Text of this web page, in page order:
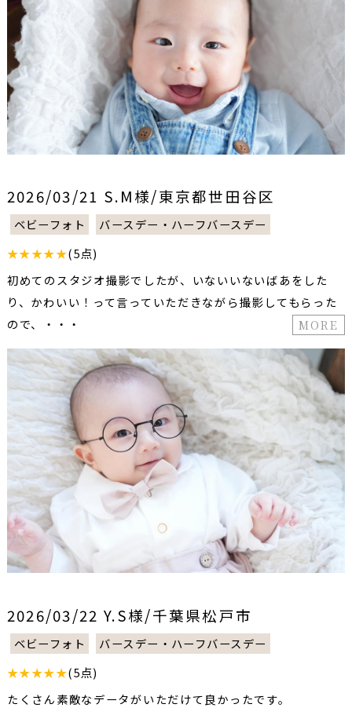
2026/03/21 S.M様/東京都世田谷区
ベビーフォト
バースデー・ハーフバースデー
★★★★★(5点)
初めてのスタジオ撮影でしたが、いないいないばあをした
り、かわいい！って言っていただきながら撮影してもらった
ので、・・・
MORE
2026/03/22 Y.S様/千葉県松戸市
ベビーフォト
バースデー・ハーフバースデー
★★★★★(5点)
たくさん素敵なデータがいただけて良かったです。